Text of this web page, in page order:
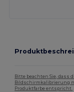
Bitte beachten Sie, dass
Bildschirmkalibrierung
Produktfarbe entspricht.